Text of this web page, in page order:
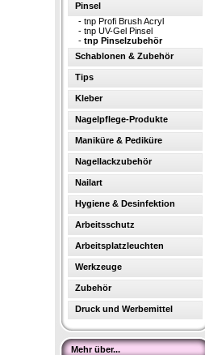
Pinsel
- tnp Profi Brush Acryl
- tnp UV-Gel Pinsel
- tnp Pinselzubehör
Schablonen & Zubehör
Tips
Kleber
Nagelpflege-Produkte
Maniküre & Pediküre
Nagellackzubehör
Nailart
Hygiene & Desinfektion
Arbeitsschutz
Arbeitsplatzleuchten
Werkzeuge
Zubehör
Druck und Werbemittel
Mehr über...